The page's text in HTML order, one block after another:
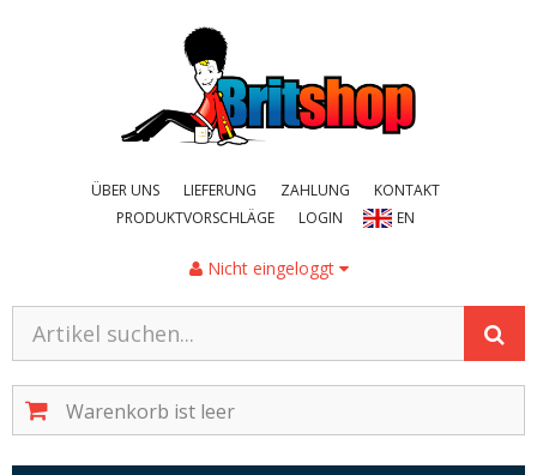
ÜBER UNS LIEFERUNG ZAHLUNG
KONTAKT
PRODUKTVORSCHLÄGE
LOGIN EN
Nicht eingeloggt
Warenkorb ist leer